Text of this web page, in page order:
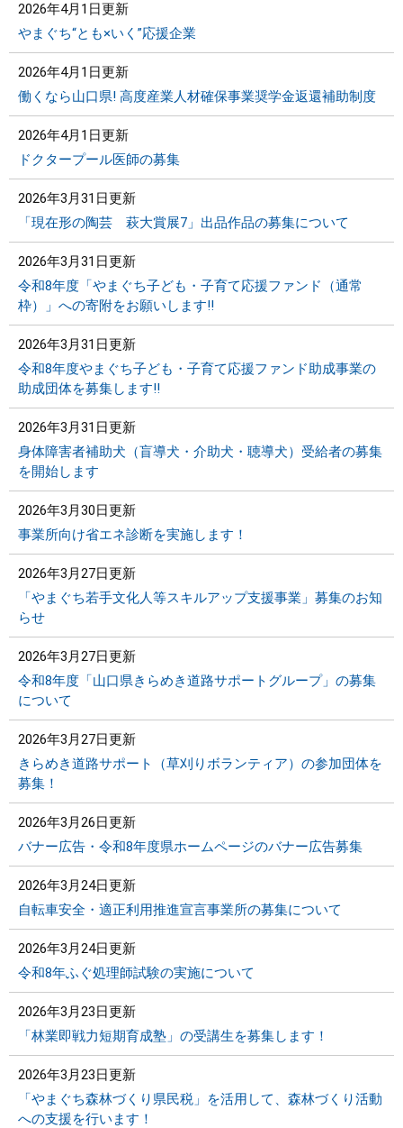
2026年4月1日更新
やまぐち“とも×いく”応援企業
2026年4月1日更新
働くなら山口県! 高度産業人材確保事業奨学金返還補助制度
2026年4月1日更新
ドクタープール医師の募集
2026年3月31日更新
「現在形の陶芸 萩大賞展7」出品作品の募集について
2026年3月31日更新
令和8年度「やまぐち子ども・子育て応援ファンド（通常
枠）」への寄附をお願いします!!
2026年3月31日更新
令和8年度やまぐち子ども・子育て応援ファンド助成事業の
助成団体を募集します!!
2026年3月31日更新
身体障害者補助犬（盲導犬・介助犬・聴導犬）受給者の募集
を開始します
2026年3月30日更新
事業所向け省エネ診断を実施します！
2026年3月27日更新
「やまぐち若手文化人等スキルアップ支援事業」募集のお知
らせ
2026年3月27日更新
令和8年度「山口県きらめき道路サポートグループ」の募集
について
2026年3月27日更新
きらめき道路サポート（草刈りボランティア）の参加団体を
募集！
2026年3月26日更新
バナー広告・令和8年度県ホームページのバナー広告募集
2026年3月24日更新
自転車安全・適正利用推進宣言事業所の募集について
2026年3月24日更新
令和8年ふぐ処理師試験の実施について
2026年3月23日更新
「林業即戦力短期育成塾」の受講生を募集します！
2026年3月23日更新
「やまぐち森林づくり県民税」を活用して、森林づくり活動
への支援を行います！